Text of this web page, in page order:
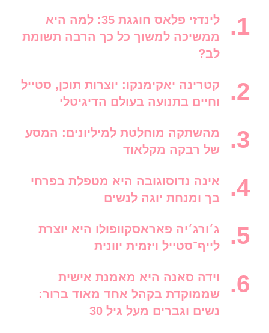
לינדזי פלאס חוגגת 35: למה היא
ממשיכה למשוך כל כך הרבה תשומת
לב?
קטרינה יאקימנקו: יוצרות תוכן, סטייל
וחיים בתנועה בעולם הדיגיטלי
מהשתקה מוחלטת למיליונים: המסע
של רבקה מקלאוד
אינה נדוסוגובה היא מטפלת בפרחי
בך ומנחת יוגה לנשים
ג׳ורג׳יה פאראסקוופולו היא יוצרת
לייף־סטייל ויזמית יוונית
וידה סאנה היא מאמנת אישית
שממוקדת בקהל אחד מאוד ברור:
נשים וגברים מעל גיל 30